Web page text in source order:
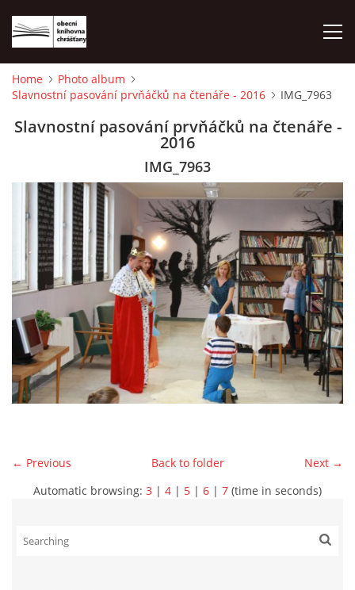
HOME
© 2026 eStránky.cz |WebSlice |Print|Updated: 2026-08-01| Up ↑
Home
Photo album
Slavnostní pasování prvňáčků na čtenáře - 2016
IMG_7963
Slavnostní pasování prvňáčků na čtenáře -
2016
IMG_7963
← Previous Next →
Back to folder
Automatic browsing: 3 | 4 | 5 | 6 | 7 (time in seconds)